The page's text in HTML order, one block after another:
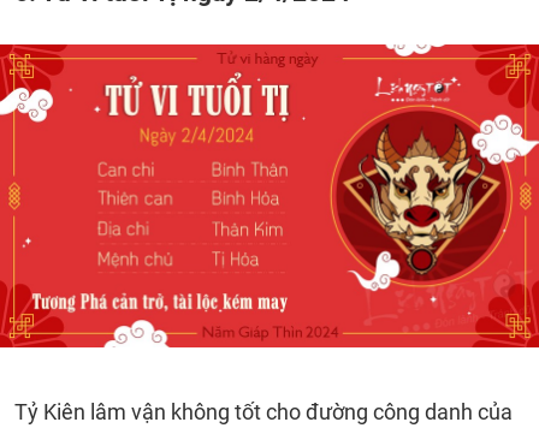
Tỷ Kiên lâm vận không tốt cho đường công danh của